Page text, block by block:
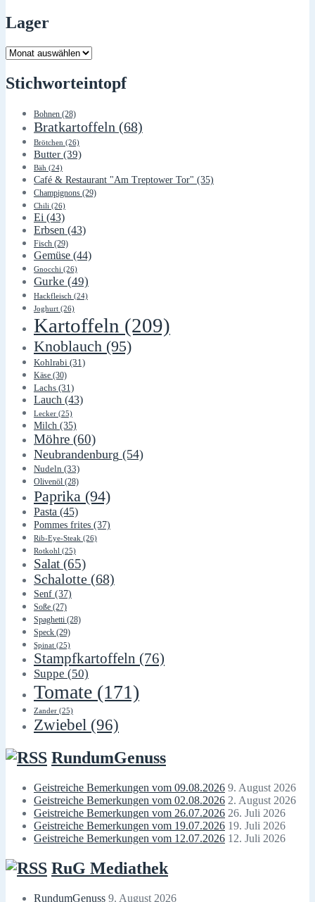
Lager
Lager
Stichworteintopf
Bohnen (28)
Bratkartoffeln (68)
Brötchen (26)
Butter (39)
Bäh (24)
Café & Restaurant "Am Treptower Tor" (35)
Champignons (29)
Chili (26)
Ei (43)
Erbsen (43)
Fisch (29)
Gemüse (44)
Gnocchi (26)
Gurke (49)
Hackfleisch (24)
Joghurt (26)
Kartoffeln (209)
Knoblauch (95)
Kohlrabi (31)
Käse (30)
Lachs (31)
Lauch (43)
Lecker (25)
Milch (35)
Möhre (60)
Neubrandenburg (54)
Nudeln (33)
Olivenöl (28)
Paprika (94)
Pasta (45)
Pommes frites (37)
Rib-Eye-Steak (26)
Rotkohl (25)
Salat (65)
Schalotte (68)
Senf (37)
Soße (27)
Spaghetti (28)
Speck (29)
Spinat (25)
Stampfkartoffeln (76)
Suppe (50)
Tomate (171)
Zander (25)
Zwiebel (96)
RundumGenuss
Geistreiche Bemerkungen vom 09.08.2026 9. August 2026
Geistreiche Bemerkungen vom 02.08.2026 2. August 2026
Geistreiche Bemerkungen vom 26.07.2026 26. Juli 2026
Geistreiche Bemerkungen vom 19.07.2026 19. Juli 2026
Geistreiche Bemerkungen vom 12.07.2026 12. Juli 2026
RuG Mediathek
RundumGenuss 9. August 2026